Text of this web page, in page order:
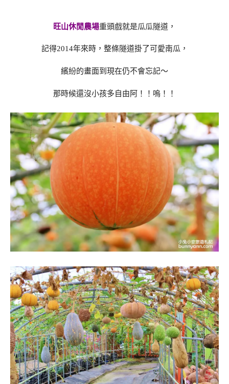
旺山休閒農場重頭戲就是瓜瓜隧道，
記得2014年來時，整條隧道掛了可愛南瓜，
繽紛的畫面到現在仍不會忘記～
那時候還沒小孩多自由阿！！嗚！！